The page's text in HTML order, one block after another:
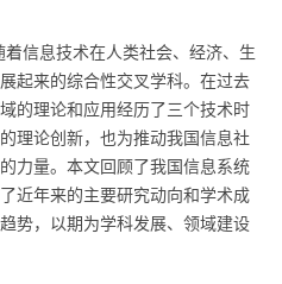
信息技术在人类社会、经济、生
起来的综合性交叉学科。在过去
的理论和应用经历了三个技术时
理论创新，也为推动我国信息社
力量。本文回顾了我国信息系统
近年来的主要研究动向和学术成
势，以期为学科发展、领域建设